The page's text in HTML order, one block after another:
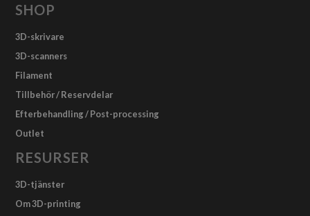
SHOP
3D-skrivare
3D-scanners
Filament
Tillbehör / Reservdelar
Efterbehandling / Post-processing
Outlet
RESURSER
3D-tjänster
Om 3D-printing